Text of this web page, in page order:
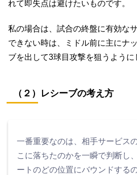
れて即失点は避けたいものです。
私の場合は、試合の終盤に有効な
できない時は、ミドル前に主にナ
ブを出して3球目攻撃を狙うように
（２）レシーブの考え方
一番重要なのは、相手サービス
こに落ちたのかを一瞬で判断し
ートのどの位置にバウンドする